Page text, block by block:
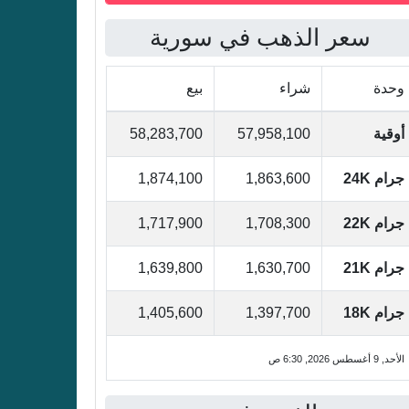
سعر الذهب في سورية
وحدة شراء بيع
أوقية 57,958,100
58,283,700
جرام 24K 1,863,600
1,874,100
جرام 22K 1,708,300
1,717,900
جرام 21K 1,630,700
1,639,800
جرام 18K 1,397,700
1,405,600
الأحد, 9 أغسطس 2026, 6:30 ص